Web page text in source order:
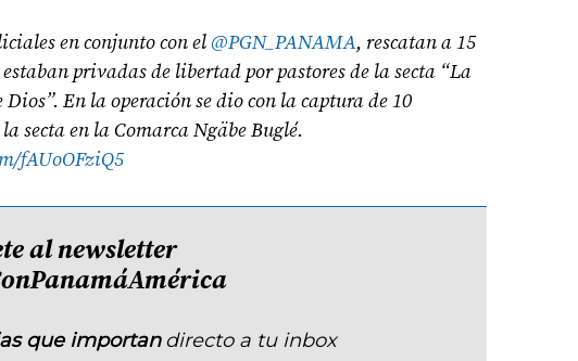
en conjunto con el@PGN_PANAMA, rescatan a 15
estaban privadas de libertad por pastores de la secta “La
Dios”. En la operación se dio con la captura de 10
secta en la Comarca Ngäbe Buglé.
fAUoOFziQ5
al newsletter
que importan directo a tu inbox